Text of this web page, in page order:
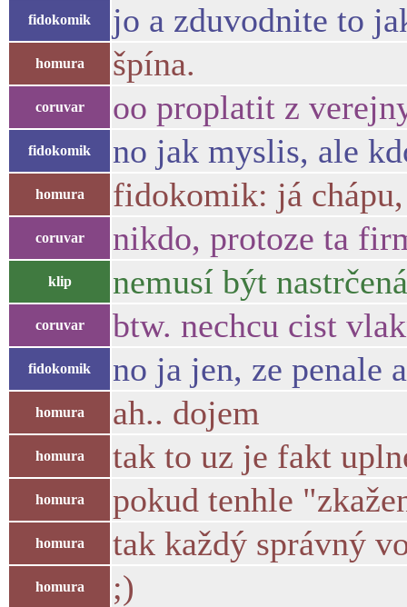
fidokomik jo a zduvodnite to
homura špína.
coruvar oo proplatit z
fidokomik no jak myslis, ale
homura fidokomik: já
coruvar nikdo, protoze ta
klip nemusí být nastrčená
coruvar btw. nechcu cist
fidokomik no ja jen, ze penale
homura ah.. dojem
homura tak to uz je fakt
homura pokud tenhle
homura tak každý správný
homura ;)